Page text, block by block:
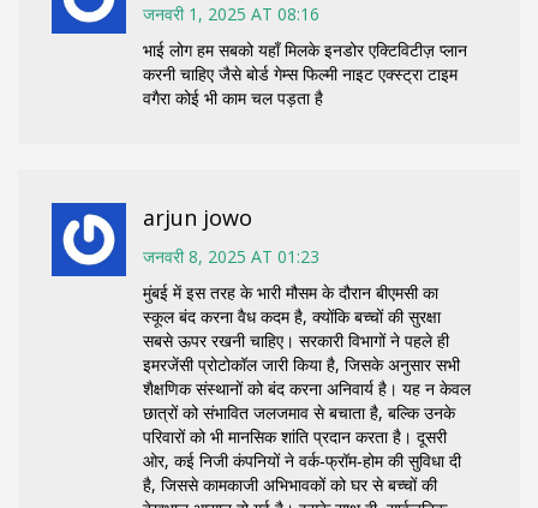
जनवरी 1, 2025 AT 08:16
भाई लोग हम सबको यहाँ मिलके इनडोर एक्टिविटीज़ प्लान
करनी चाहिए जैसे बोर्ड गेम्स फिल्मी नाइट एक्स्ट्रा टाइम
वगैरा कोई भी काम चल पड़ता है
arjun jowo
जनवरी 8, 2025 AT 01:23
मुंबई में इस तरह के भारी मौसम के दौरान बीएमसी का
स्कूल बंद करना वैध कदम है, क्योंकि बच्चों की सुरक्षा
सबसे ऊपर रखनी चाहिए। सरकारी विभागों ने पहले ही
इमरजेंसी प्रोटोकॉल जारी किया है, जिसके अनुसार सभी
शैक्षणिक संस्थानों को बंद करना अनिवार्य है। यह न केवल
छात्रों को संभावित जलजमाव से बचाता है, बल्कि उनके
परिवारों को भी मानसिक शांति प्रदान करता है। दूसरी
ओर, कई निजी कंपनियों ने वर्क‑फ्रॉम‑होम की सुविधा दी
है, जिससे कामकाजी अभिभावकों को घर से बच्चों की